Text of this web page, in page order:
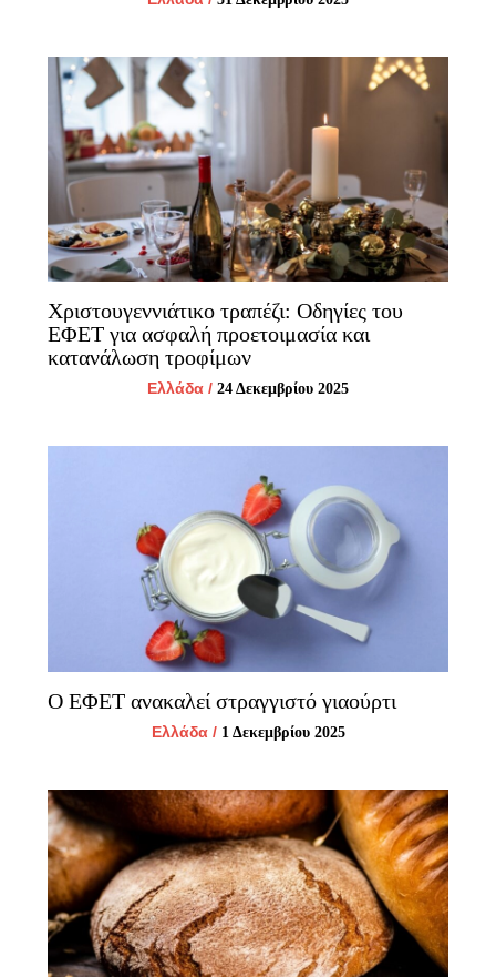
Χριστουγεννιάτικο τραπέζι: Οδηγίες του
ΕΦΕΤ για ασφαλή προετοιμασία και
κατανάλωση τροφίμων
Ελλάδα / 24 Δεκεμβρίου 2025
Ο ΕΦΕΤ ανακαλεί στραγγιστό γιαούρτι
Ελλάδα/ 1 Δεκεμβρίου 2025